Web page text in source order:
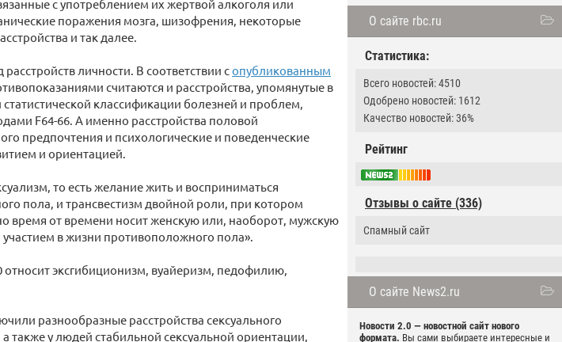
О сайте rbc.ru
Статистика:
Всего новостей: 4510
Одобрено новостей: 1612
Качество новостей: 36%
Рейтинг
Отзывы о сайте (336)
Спамный сайт
О сайте News2.ru
Новости 2.0 — новостной сайт нового
формата. Вы сами выбираете интересные и
с употреблением их жертвой алкоголя или
поражения мозга, шизофрения, некоторые
и так далее.
личности. В соответствии сопубликованным
считаются и расстройства, упомянутые в
классификации болезней и проблем,
F64-66. А именно расстройства половой
предпочтения и психологические и поведенческие
и ориентацией.
то есть желание жить и восприниматься
пола, и трансвестизм двойной роли, при котором
время от времени носит женскую или, наоборот, мужскую
в жизни противоположного пола».
относит эксгибиционизм, вуайеризм, педофилию,
разнообразные расстройства сексуального
также у людей стабильной сексуальной ориентации,